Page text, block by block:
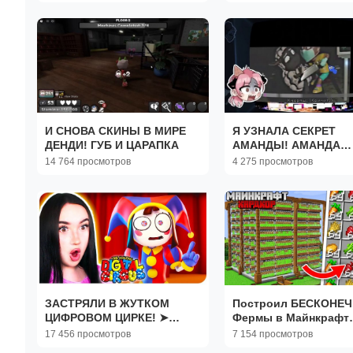
И СНОВА СКИНЫ В МИРЕ
ДЕНДИ! ГУБ И ЦАРАПКА
14 764 просмотров
Я УЗНАЛА СЕКРЕТ
АМАНДЫ! АМАНДА
ПУТЕШЕСТВЕННИЦА!
4 275 просмотров
ЗАСТРЯЛИ В ЖУТКОМ
ЦИФРОВОМ ЦИРКЕ! ➤
УДИВИТЕЛЬНЫЙ
17 456 просмотров
Построил
Фермы в Майнкрафт
Хардкоре!
7 154 просмотров